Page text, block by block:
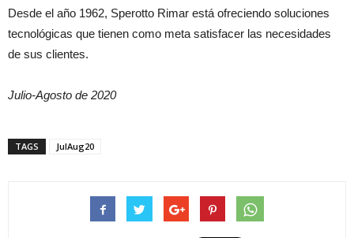
Desde el año 1962, Sperotto Rimar está ofreciendo soluciones
tecnológicas que tienen como meta satisfacer las necesidades
de sus clientes.
Julio-Agosto de 2020
TAGS JulAug20